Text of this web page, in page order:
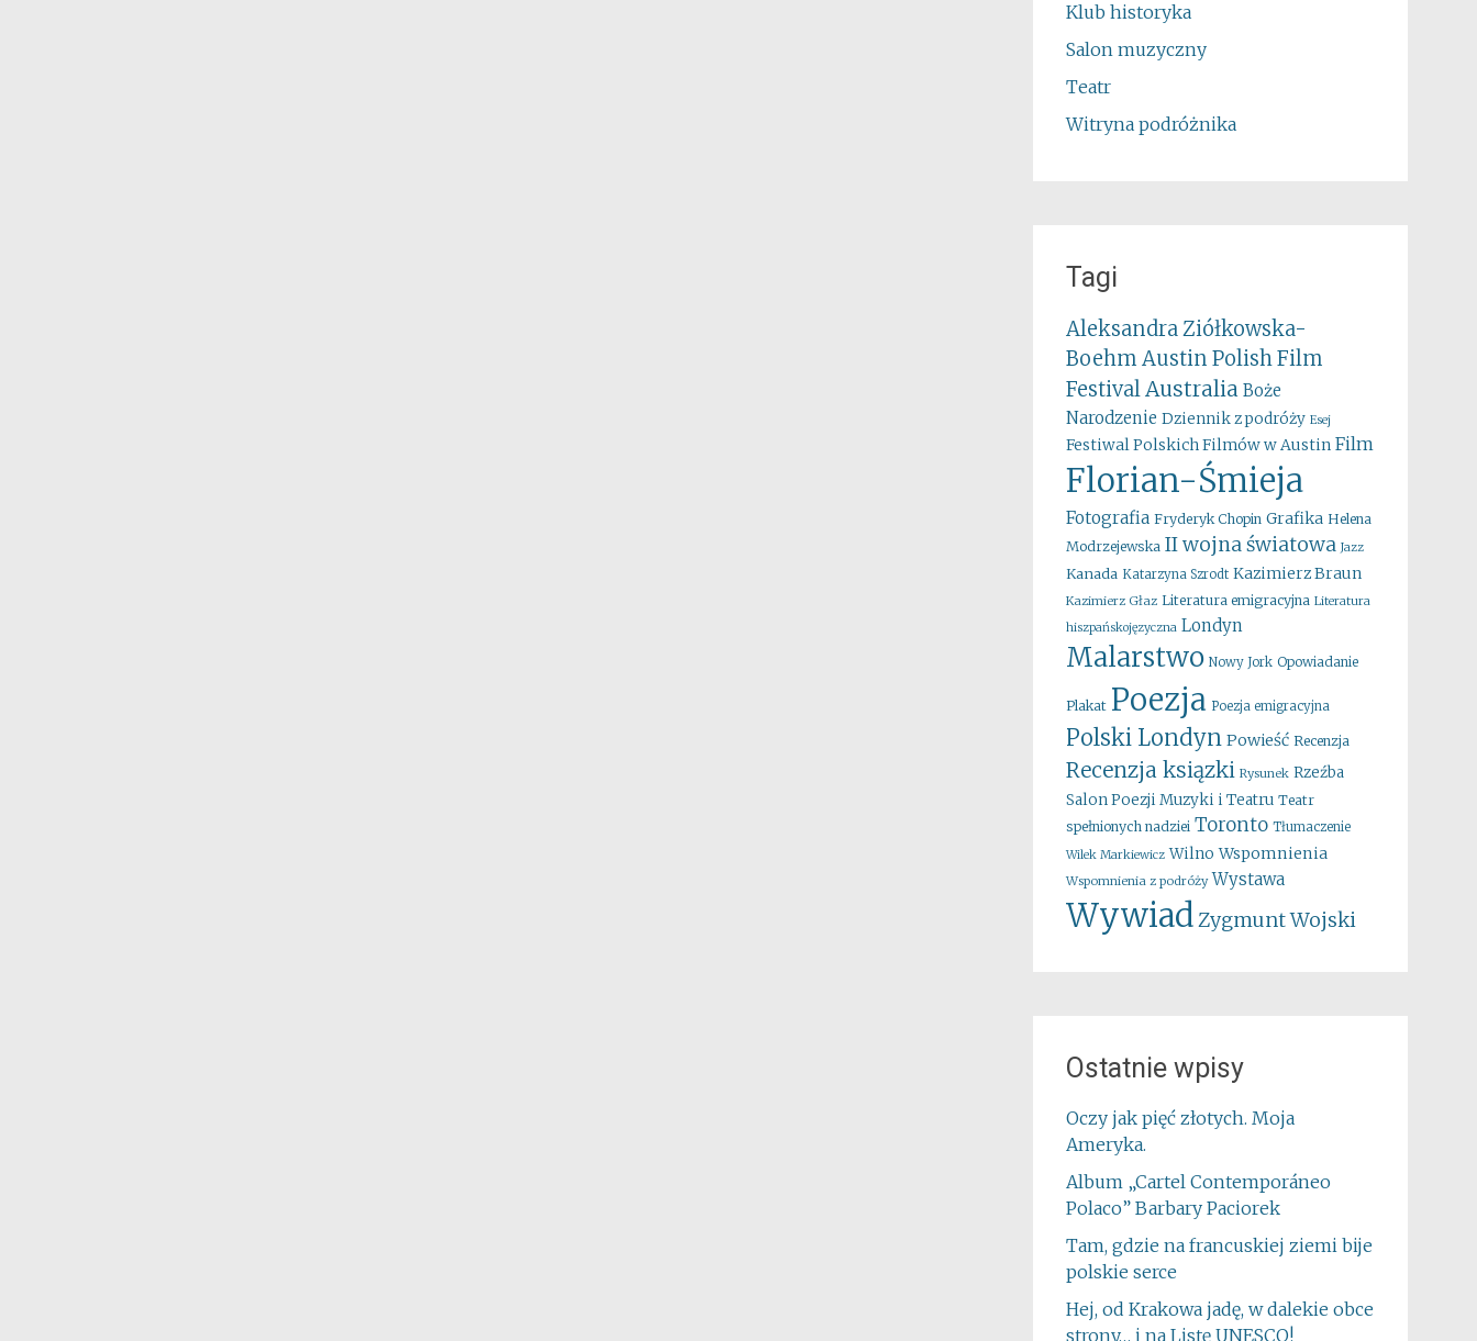
Klub historyka
Salon muzyczny
Teatr
Witryna podróżnika
Tagi
Aleksandra Ziółkowska-
Boehm Austin Polish Film
FestivalAustralia Boże
Narodzenie Dziennik z podróży Esej
Festiwal Polskich Filmów w Austin Film
Florian-Śmieja
Fotografia Fryderyk Chopin Grafika Helena
Modrzejewska II wojna światowa Jazz
Kanada Katarzyna Szrodt Kazimierz Braun
Kazimierz Głaz Literatura emigracyjna Literatura
hiszpańskojęzyczna Londyn
Malarstwo Nowy Jork Opowiadanie
Plakat Poezja Poezja emigracyjna
Polski Londyn Powieść Recenzja
Recenzja ksiązki Rysunek Rzeźba
Salon Poezji Muzyki i Teatru Teatr
spełnionych nadziei Toronto Tłumaczenie
Wilek Markiewicz Wilno Wspomnienia
Wspomnienia z podróży Wystawa
WywiadZygmunt Wojski
Ostatnie wpisy
Oczy jak pięć złotych. Moja
Ameryka.
Album „Cartel Contemporáneo
Polaco” Barbary Paciorek
Tam, gdzie na francuskiej ziemi bije
polskie serce
Hej, od Krakowa jadę, w dalekie obce
strony… i na Listę UNESCO!